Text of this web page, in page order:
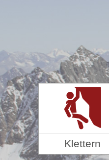
Klettern